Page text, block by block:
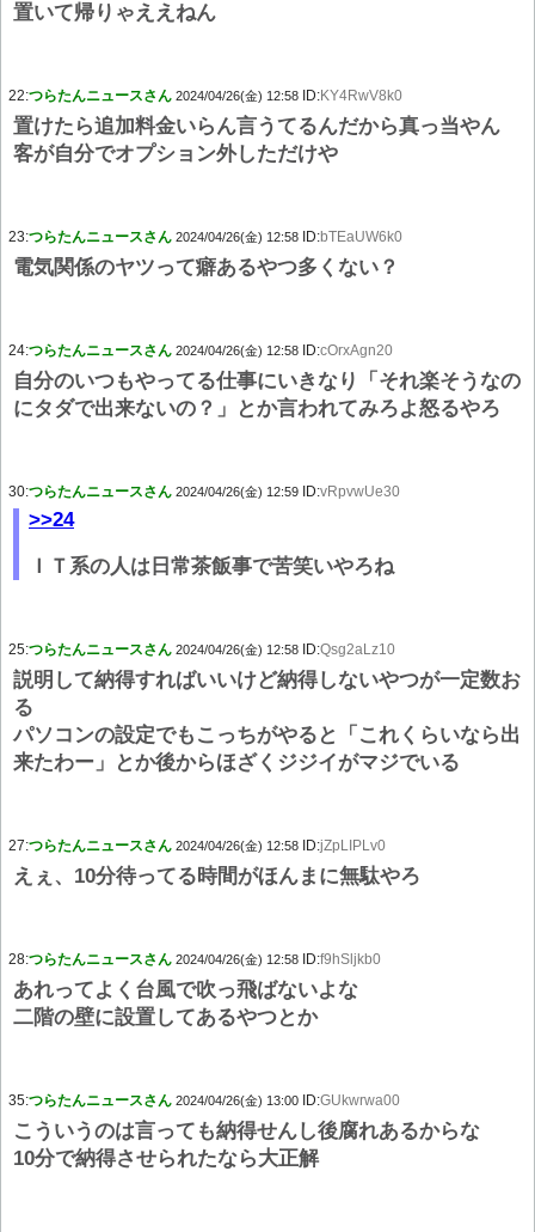
置いて帰りゃええねん
22:つらたんニュースさん 2024/04/26(金) 12:58 ID:KY4RwV8k0
置けたら追加料金いらん言うてるんだから真っ当やん
客が自分でオプション外しただけや
23:つらたんニュースさん 2024/04/26(金) 12:58 ID:bTEaUW6k0
電気関係のヤツって癖あるやつ多くない？
24:つらたんニュースさん 2024/04/26(金) 12:58 ID:cOrxAgn20
自分のいつもやってる仕事にいきなり「それ楽そうなの
にタダで出来ないの？」とか言われてみろよ怒るやろ
30:つらたんニュースさん 2024/04/26(金) 12:59 ID:vRpvwUe30
>>24
ＩＴ系の人は日常茶飯事で苦笑いやろね
25:つらたんニュースさん 2024/04/26(金) 12:58 ID:Qsg2aLz10
説明して納得すればいいけど納得しないやつが一定数お
る
パソコンの設定でもこっちがやると「これくらいなら出
来たわー」とか後からほざくジジイがマジでいる
27:つらたんニュースさん 2024/04/26(金) 12:58 ID:jZpLIPLv0
えぇ、10分待ってる時間がほんまに無駄やろ
28:つらたんニュースさん 2024/04/26(金) 12:58 ID:f9hSljkb0
あれってよく台風で吹っ飛ばないよな
二階の壁に設置してあるやつとか
35:つらたんニュースさん 2024/04/26(金) 13:00 ID:GUkwrwa00
こういうのは言っても納得せんし後腐れあるからな
10分で納得させられたなら大正解